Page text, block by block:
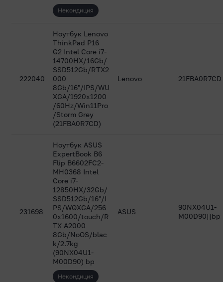
Некондиция
222040
Ноутбук Lenovo
ThinkPad P16
G2 Intel Core i7-
14700HX/16Gb/
SSD512Gb/RTX2
000
8Gb/16"/IPS/WU
XGA/1920x1200
/60Hz/Win11Pro
/Storm Grey
(21FBA0R7CD)
Lenovo 21FBA0R7CD
231698
Ноутбук ASUS
ExpertBook B6
Flip B6602FC2-
MH0368 Intel
Core i7-
12850HX/32Gb/
SSD512Gb/16"/I
PS/WQXGA/256
0x1600/touch/R
TX A2000
8Gb/NoOS/blac
k/2.7kg
(90NX04U1-
M00D90) bp
Некондиция
ASUS
90NX04U1-
M00D90||bp